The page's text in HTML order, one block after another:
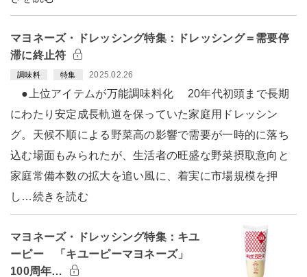
マヨネーズ・ドレッシング特集：ドレッシング＝需要停
滞に終止符
調味料 特集 2025.02.26
●上位アイテムが万能調味料化 20年代初頭まで長期
にわたり安定成長軌道を保っていた家庭用ドレッシン
グ。天候不順による野菜高の影響で需要が一時的に落ち
込む場面もみられたが、生活者の旺盛な野菜摂取意向と
家庭常備本数の拡大を追い風に、着実に市場規模を押
し…続きを読む
マヨネーズ・ドレッシング特集：キユ
ーピー 「キユーピーマヨネーズ」
100周年…